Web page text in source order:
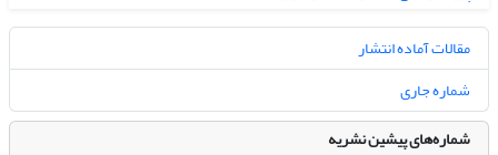
مقالات آماده انتشار
شماره جاری
شماره‌های پیشین نشریه